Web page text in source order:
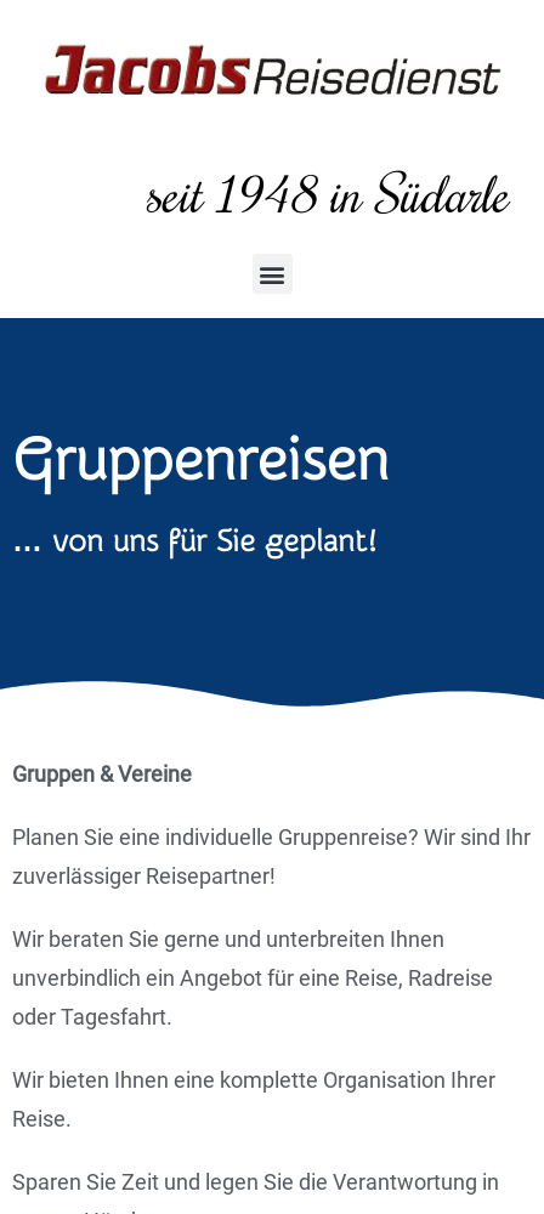
seit 1948 in Südarle
Gruppenreisen
… von uns für Sie geplant!
Gruppen & Vereine
Planen Sie eine individuelle Gruppenreise? Wir sind Ihr
zuverlässiger Reisepartner!
Wir beraten Sie gerne und unterbreiten Ihnen
unverbindlich ein Angebot für eine Reise, Radreise
oder Tagesfahrt.
Wir bieten Ihnen eine komplette Organisation Ihrer
Reise.
Sparen Sie Zeit und legen Sie die Verantwortung in